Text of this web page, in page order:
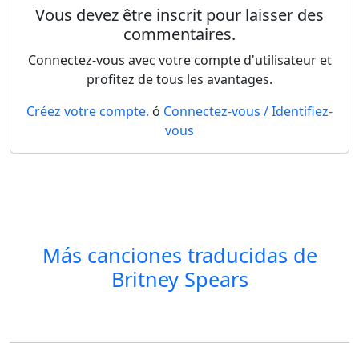
Vous devez être inscrit pour laisser des
commentaires.
Connectez-vous avec votre compte d'utilisateur et
profitez de tous les avantages.
Créez votre compte. ó Connectez-vous / Identifiez-
vous
Más canciones traducidas de
Britney Spears